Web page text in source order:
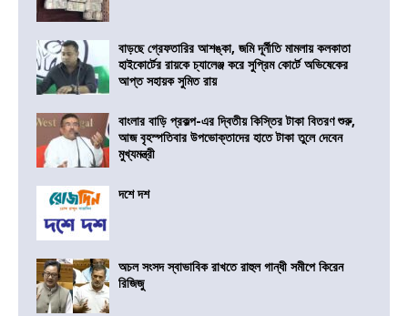
বাড়ছে গ্রেফতারির আশঙ্কা, জমি দূর্নীতি মামলায় কলকাতা
হাইকোর্টের রায়কে চ্যালেঞ্জ করে সুপ্রিম কোর্টে অভিষেকের
আপ্ত সহায়ক সুমিত রায়
বাংলার বাড়ি প্রকল্প-এর দ্বিতীয় কিস্তির টাকা বিতরণ শুরু,
আজ বৃহস্পতিবার উপভোক্তাদের হাতে টাকা তুলে দেবেন
মুখ্যমন্ত্রী
দশে দশ
অচল সংসদ স্বাভাবিক রাখতে রাহুল গান্ধী সমীপে কিরেন
রিজিজু